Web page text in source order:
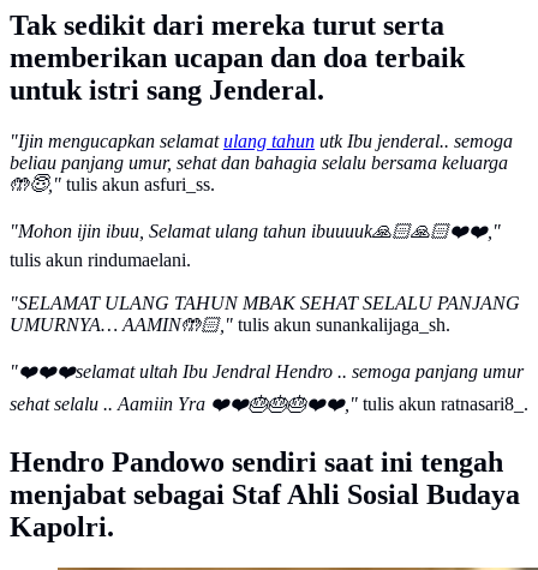
Tak sedikit dari mereka turut serta
memberikan ucapan dan doa terbaik
untuk istri sang Jenderal.
"Ijin mengucapkan selamatulang tahun utk Ibu jenderal.. semoga
beliau panjang umur, sehat dan bahagia selalu bersama keluarga
🤲😇," tulis akun asfuri_ss.
"Mohon ijin ibuu, Selamat ulang tahun ibuuuuk🙏🏻🙏🏻❤️❤️,"
tulis akun rindumaelani.
"SELAMAT ULANG TAHUN MBAK SEHAT SELALU PANJANG
UMURNYA… AAMIN🤲🏻," tulis akun sunankalijaga_sh.
"❤️❤️❤️selamat ultah Ibu Jendral Hendro .. semoga panjang umur
sehat selalu .. Aamiin Yra ❤️❤️🎂🎂🎂❤️❤️," tulis akun ratnasari8_.
Hendro Pandowo sendiri saat ini tengah
menjabat sebagai Staf Ahli Sosial Budaya
Kapolri.